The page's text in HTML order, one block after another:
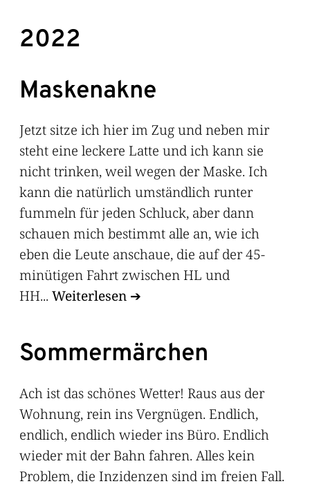
2022
Maskenakne
Jetzt sitze ich hier im Zug und neben mir
steht eine leckere Latte und ich kann sie
nicht trinken, weil wegen der Maske. Ich
kann die natürlich umständlich runter
fummeln für jeden Schluck, aber dann
schauen mich bestimmt alle an, wie ich
eben die Leute anschaue, die auf der 45-
minütigen Fahrt zwischen HL und
HH... Weiterlesen
Sommermärchen
Ach ist das schönes Wetter! Raus aus der
Wohnung, rein ins Vergnügen. Endlich,
endlich, endlich wieder ins Büro. Endlich
wieder mit der Bahn fahren. Alles kein
Problem, die Inzidenzen sind im freien Fall.